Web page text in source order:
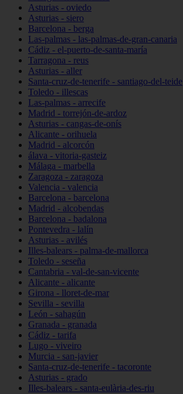
Asturias - oviedo
Asturias - siero
Barcelona - berga
Las-palmas - las-palmas-de-gran-canaria
Cádiz - el-puerto-de-santa-maría
Tarragona - reus
Asturias - aller
Santa-cruz-de-tenerife - santiago-del-teide
Toledo - illescas
Las-palmas - arrecife
Madrid - torrejón-de-ardoz
Asturias - cangas-de-onís
Alicante - orihuela
Madrid - alcorcón
álava - vitoria-gasteiz
Málaga - marbella
Zaragoza - zaragoza
Valencia - valencia
Barcelona - barcelona
Madrid - alcobendas
Barcelona - badalona
Pontevedra - lalín
Asturias - avilés
Illes-balears - palma-de-mallorca
Toledo - seseña
Cantabria - val-de-san-vicente
Alicante - alicante
Girona - lloret-de-mar
Sevilla - sevilla
León - sahagún
Granada - granada
Cádiz - tarifa
Lugo - viveiro
Murcia - san-javier
Santa-cruz-de-tenerife - tacoronte
Asturias - grado
Illes-balears - santa-eulària-des-riu